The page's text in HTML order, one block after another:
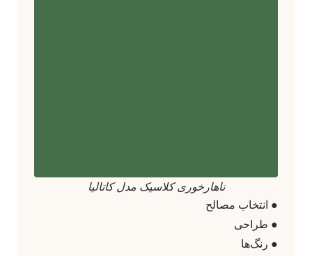
ناهارخوری کلاسیک مدل کاتالیا
● انتخاب مصالح
● طراحی
● رنگ‌ها